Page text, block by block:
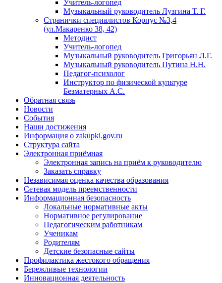
Учитель-логопед
Музыкальный руководитель Лузгина Т. Г.
Странички специалистов Корпус №3,4
(ул.Макаренко 38, 42)
Методист
Учитель-логопед
Музыкальный руководитель Григорьян Л.Г.
Музыкальный руководитель Путина Н.Н.
Педагог-психолог
Инструктор по физической культуре
Безматерных А.С.
Обратная связь
Новости
События
Наши достижения
Информация о zakupki.gov.ru
Структура сайта
Электронная приёмная
Электронная запись на приём к руководителю
Заказать справку
Независимая оценка качества образования
Сетевая модель преемственности
Информационная безопасность
Локальные нормативные акты
Нормативное регулирование
Педагогическим работникам
Ученикам
Родителям
Детские безопасные сайты
Профилактика жестокого обращения
Бережливые технологии
Инновационная деятельность